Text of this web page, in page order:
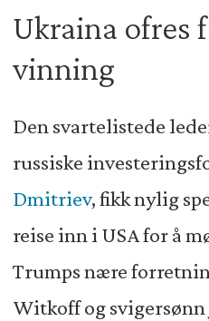
Ukraina ofres
vinning
Den svartelistede
russiske
Dmitriev, fikk nylig
reise inn i USA for å
Trumps nære
Witkoff og svigersønn